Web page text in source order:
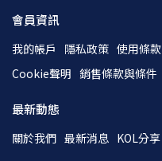
會員資訊
我的帳戶 隱私政策 使用條款
Cookie聲明 銷售條款與條件
最新動態
關於我們 最新消息 KOL分享